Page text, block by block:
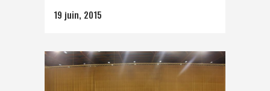
19 juin, 2015